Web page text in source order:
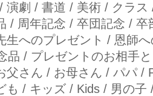
演劇 / 書道 / 美術 / クラ
/ 周年記念 / 卒団記念 /
生へのプレゼント / 恩師
品 / プレゼントのお相手
父さん / お母さん / パパ /
も / キッズ / Kids / 男の